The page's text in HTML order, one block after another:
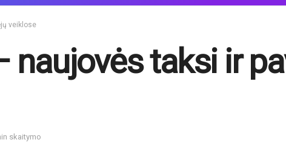
veiklose
naujovės taksi ir
skaitymo